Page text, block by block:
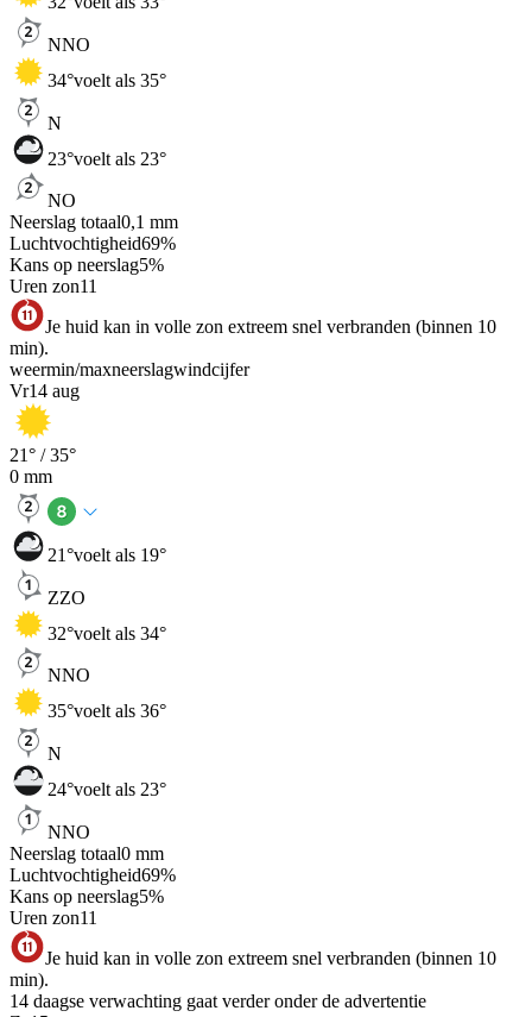
NNO
34°voelt als 35°
N
23°voelt als 23°
NO
Neerslag totaal0,1 mm
Luchtvochtigheid69%
Kans op neerslag5%
Uren zon11
Je huid kan in volle zon extreem snel verbranden (binnen 10
min).
weermin/maxneerslagwindcijfer
Vr14 aug
21° /35°
0 mm
21°voelt als 19°
ZZO
32°voelt als 34°
NNO
35°voelt als 36°
N
24°voelt als 23°
NNO
Neerslag totaal0 mm
Luchtvochtigheid69%
Kans op neerslag5%
Uren zon11
Je huid kan in volle zon extreem snel verbranden (binnen 10
min).
14 daagse verwachting gaat verder onder de advertentie